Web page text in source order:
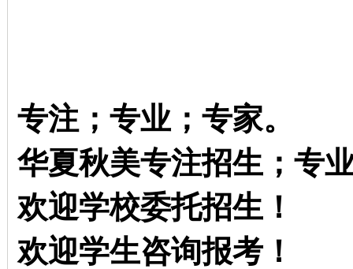
专注；专业；专家。
华夏秋美专注招生；专
欢迎学校委托招生！
欢迎学生咨询报考！